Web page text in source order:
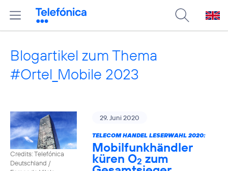
Blogartikel zum Thema
#Ortel_Mobile 2023
Credits: Telefónica
Deutschland /
29. Juni 2020
TELECOM HANDEL LESERWAHL 2020:
Mobilfunkhändler
küren O2 zum